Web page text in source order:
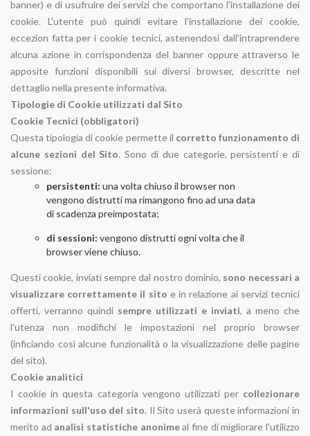
banner) e di usufruire dei servizi che comportano l'installazione dei
cookie. L'utente può quindi evitare l'installazione dei cookie,
eccezion fatta per i cookie tecnici, astenendosi dall'intraprendere
alcuna azione in corrispondenza del banner oppure attraverso le
apposite funzioni disponibili sui diversi browser, descritte nel
dettaglio nella presente informativa.
Tipologie di Cookie utilizzati dal Sito
Cookie Tecnici (obbligatori)
Questa tipologia di cookie permette il corretto funzionamento di
alcune sezioni del Sito. Sono di due categorie, persistenti e di
sessione:
persistenti: una volta chiuso il browser non
vengono distrutti ma rimangono fino ad una data
di scadenza preimpostata;
di sessioni: vengono distrutti ogni volta che il
browser viene chiuso.
Questi cookie, inviati sempre dal nostro dominio, sono necessari a
visualizzare correttamente il sito e in relazione ai servizi tecnici
offerti, verranno quindi sempre utilizzati e inviati, a meno che
l'utenza non modifichi le impostazioni nel proprio browser
(inficiando così alcune funzionalità o la visualizzazione delle pagine
del sito).
Cookie analitici
I cookie in questa categoria vengono utilizzati per collezionare
informazioni sull'uso del sito. Il Sito userà queste informazioni in
merito ad analisi statistiche anonimeal fine di migliorare l'utilizzo